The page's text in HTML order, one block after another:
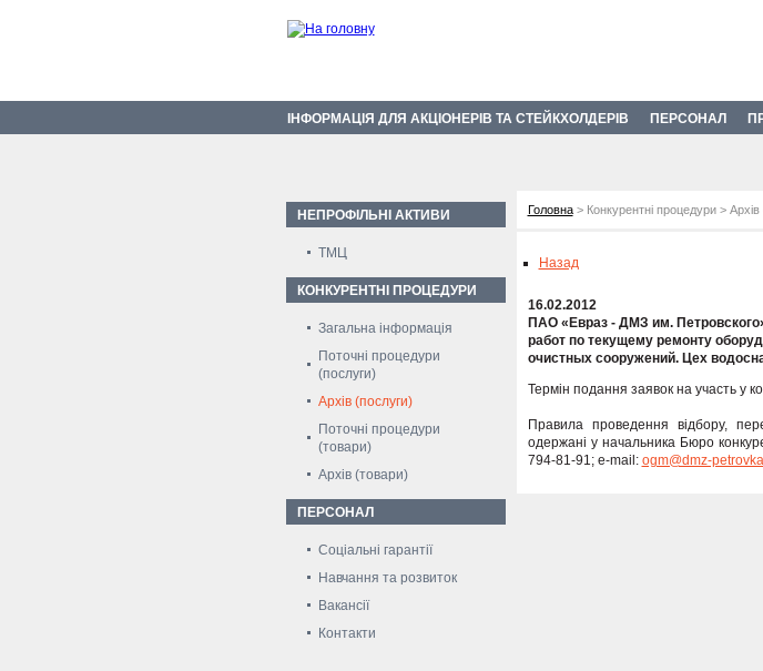
ІНФОРМАЦІЯ ДЛЯ АКЦІОНЕРІВ ТА СТЕЙКХОЛДЕРІВ ПЕРСОНАЛ
НЕПРОФІЛЬНІ АКТИВИ
ТМЦ
КОНКУРЕНТНІ ПРОЦЕДУРИ
Загальна інформація
Поточні процедури
(послуги)
Архів (послуги)
Поточні процедури
(товари)
Архів (товари)
ПЕРСОНАЛ
Соціальні гарантії
Навчання та розвиток
Вакансії
Контакти
Головна> Конкурентні процедури > Архів
Назад
16.02.2012
ПАО «Евраз - ДМЗ им.
работ по текущему ремонту
очистных сооружений. Цех
Термін подання заявок на участь у
Правила проведення відбору,
одержані у начальника Бюро
794-81-91; e-mail: ogm@dmz-